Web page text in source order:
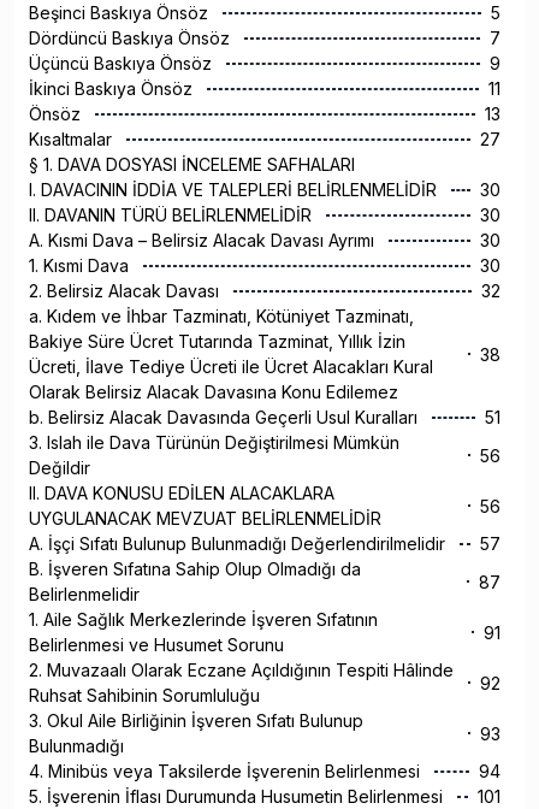
Beşinci Baskıya Önsöz
5
Dördüncü Baskıya Önsöz
7
Üçüncü Baskıya Önsöz
9
İkinci Baskıya Önsöz
11
Önsöz
13
Kısaltmalar
27
§ 1. DAVA DOSYASI İNCELEME SAFHALARI
I. DAVACININ İDDİA VE TALEPLERİ BELİRLENMELİDİR
30
II. DAVANIN TÜRÜ BELİRLENMELİDİR
30
A. Kısmi Dava – Belirsiz Alacak Davası Ayrımı
30
1. Kısmi Dava
30
2. Belirsiz Alacak Davası
32
a. Kıdem ve İhbar Tazminatı, Kötüniyet Tazminatı,
Bakiye Süre Ücret Tutarında Tazminat, Yıllık İzin
Ücreti, İlave Tediye Ücreti ile Ücret Alacakları Kural
Olarak Belirsiz Alacak Davasına Konu Edilemez
38
b. Belirsiz Alacak Davasında Geçerli Usul Kuralları
51
3. Islah ile Dava Türünün Değiştirilmesi Mümkün
Değildir
56
II. DAVA KONUSU EDİLEN ALACAKLARA
UYGULANACAK MEVZUAT BELİRLENMELİDİR
56
A. İşçi Sıfatı Bulunup Bulunmadığı Değerlendirilmelidir
57
B. İşveren Sıfatına Sahip Olup Olmadığı da
Belirlenmelidir
87
1. Aile Sağlık Merkezlerinde İşveren Sıfatının
Belirlenmesi ve Husumet Sorunu
91
2. Muvazaalı Olarak Eczane Açıldığının Tespiti Hâlinde
Ruhsat Sahibinin Sorumluluğu
92
3. Okul Aile Birliğinin İşveren Sıfatı Bulunup
Bulunmadığı
93
4. Minibüs veya Taksilerde İşverenin Belirlenmesi
94
5. İşverenin İflası Durumunda Husumetin Belirlenmesi
101